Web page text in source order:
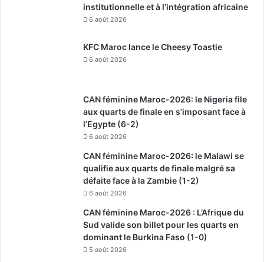
institutionnelle et à l’intégration africaine
6 août 2026
KFC Maroc lance le Cheesy Toastie
6 août 2026
CAN féminine Maroc-2026: le Nigeria file
aux quarts de finale en s’imposant face à
l’Egypte (6-2)
6 août 2026
CAN féminine Maroc-2026: le Malawi se
qualifie aux quarts de finale malgré sa
défaite face à la Zambie (1-2)
6 août 2026
CAN féminine Maroc-2026 : L’Afrique du
Sud valide son billet pour les quarts en
dominant le Burkina Faso (1-0)
5 août 2026